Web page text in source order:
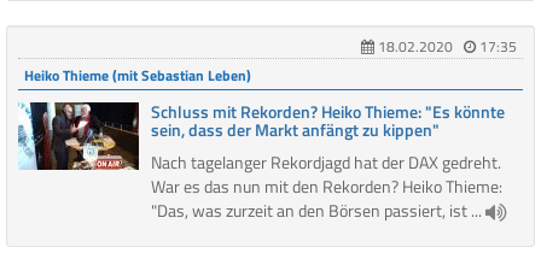
18.02.2020
17:35
Heiko Thieme (mit Sebastian Leben)
Schluss mit Rekorden? Heiko Thieme: "Es könnte
sein, dass der Markt anfängt zu kippen"
Nach tagelanger Rekordjagd hat der DAX gedreht.
War es das nun mit den Rekorden? Heiko Thieme:
"Das, was zurzeit an den Börsen passiert, ist ...